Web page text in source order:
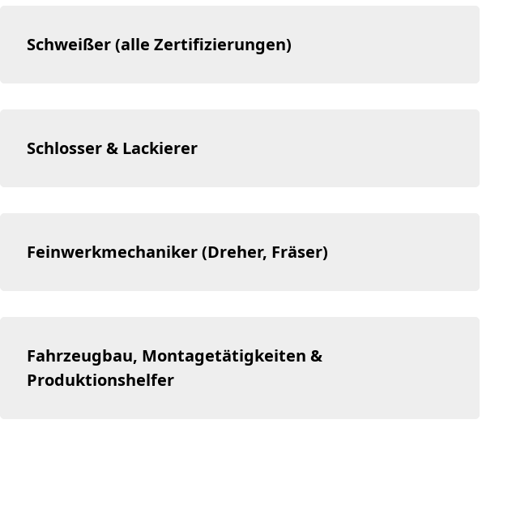
Schweißer (alle Zertifizierungen)
Schlosser & Lackierer
Feinwerkmechaniker (Dreher, Fräser)
Fahrzeugbau, Montagetätigkeiten &
Produktionshelfer